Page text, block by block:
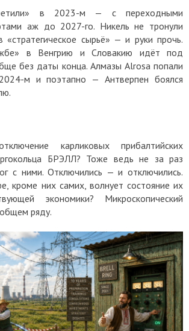
в 2023-м — с переходными
аж до 2027-го. Никель не тронули
«стратегическое сырьё» — и руки прочь.
в Венгрию и Словакию идёт под
без даты конца. Алмазы Alrosa попали
м и поэтапно — Антверпен боялся
карликовых прибалтийских
БРЭЛЛ? Тоже ведь не за раз
с ними. Отключились — и отключились.
кроме них самих, волнует состояние их
экономики? Микроскопический
ряду.